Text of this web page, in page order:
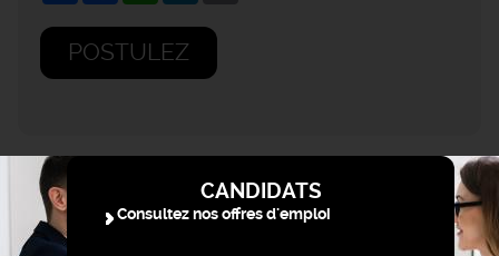
POSTULEZ
CANDIDATS
Consultez nos offres d'emploi